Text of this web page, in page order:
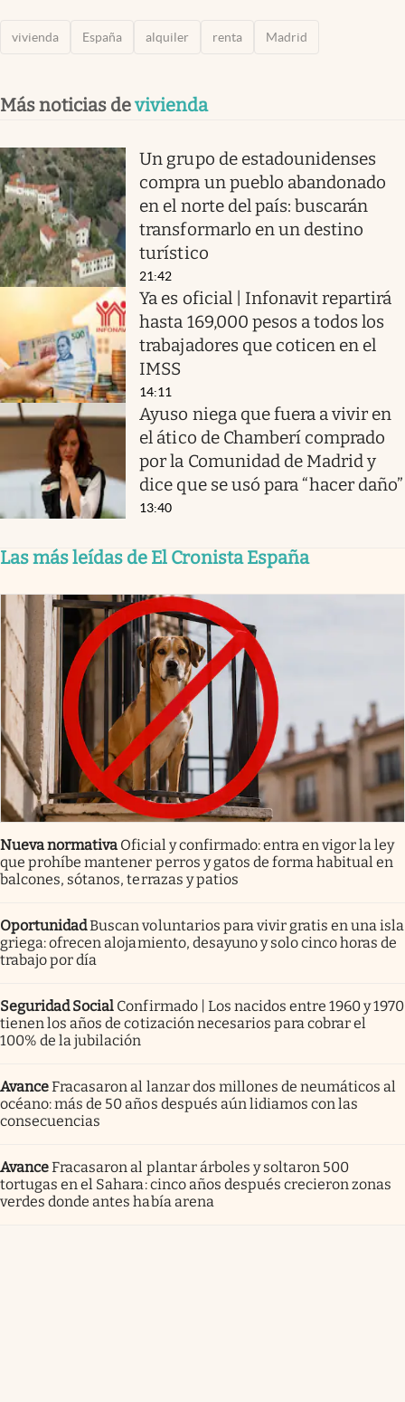
vivienda España alquiler renta Madrid
Más noticias devivienda
Un grupo de estadounidenses
compra un pueblo abandonado
en el norte del país: buscarán
transformarlo en un destino
turístico
21:42
Ya es oficial | Infonavit repartirá
hasta 169,000 pesos a todos los
trabajadores que coticen en el
IMSS
14:11
Ayuso niega que fuera a vivir en
el ático de Chamberí comprado
por la Comunidad de Madrid y
dice que se usó para “hacer daño”
13:40
Las más leídas de El Cronista España
Nueva normativa Oficial y confirmado: entra en vigor la ley
que prohíbe mantener perros y gatos de forma habitual en
balcones, sótanos, terrazas y patios
OportunidadBuscan voluntarios para vivir gratis en una isla
griega: ofrecen alojamiento, desayuno y solo cinco horas de
trabajo por día
Seguridad Social Confirmado | Los nacidos entre 1960 y 1970
tienen los años de cotización necesarios para cobrar el
100% de la jubilación
AvanceFracasaron al lanzar dos millones de neumáticos al
océano: más de 50 años después aún lidiamos con las
consecuencias
AvanceFracasaron al plantar árboles y soltaron 500
tortugas en el Sahara: cinco años después crecieron zonas
verdes donde antes había arena